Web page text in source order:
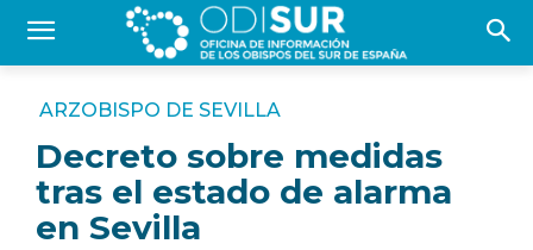
ARZOBISPO DE SEVILLA
Decreto sobre medidas
tras el estado de alarma
en Sevilla